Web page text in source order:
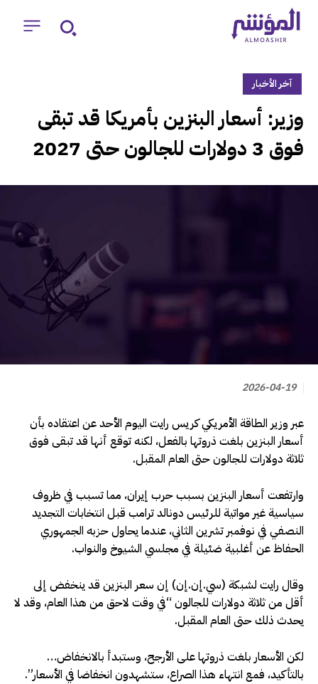
آخر الأخبار
‏وزير: أسعار البنزين بأمريكا قد تبقى
فوق 3 دولارات للجالون حتى 2027
2026-04-19
عبر ‌وزير الطاقة الأمريكي كريس رايت اليوم الأحد عن اعتقاده بأن
أسعار البنزين بلغت ذروتها بالفعل، ​لكنه توقع أنها قد تبقى فوق
ثلاثة دولارات للجالون حتى العام المقبل.
وارتفعت أسعار البنزين بسبب حرب إيران، مما تسبب في ظروف
سياسية غير مواتية للرئيس دونالد ترامب قبل انتخابات التجديد
النصفي في نوفمبر تشرين الثاني، عندما يحاول ‌حزبه الجمهوري
‌الحفاظ عن أغلبية ضئيلة ​في ‌مجلسي ⁠الشيوخ ​والنواب.
وقال رايت ⁠لشبكة (سي.إن.إن) إن سعر البنزين قد ينخفض إلى
أقل من ثلاثة دولارات للجالون “في وقت لاحق من هذا العام، وقد لا
يحدث ذلك حتى العام المقبل.
لكن الأسعار بلغت ذروتها على الأرجح، وستبدأ بالانخفاض…
⁠بالتأكيد، فمع انتهاء هذا الصراع، ‌ستشهدون انخفاضا في الأسعار”.